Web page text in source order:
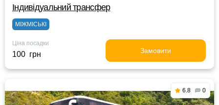
Індивідуальний трансфер
МІЖМІСЬКІ
Ціна посадки
100 грн Замовити
6.8 0